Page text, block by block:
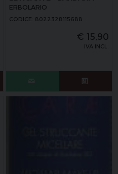
100 ML
ERBOLARIO
CODICE: 8022328115688
€ 15,90
IVA INCL.